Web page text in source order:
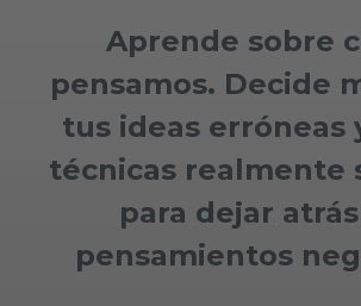
Aprende sobre
pensamos. Decide
tus ideas erróneas
técnicas realmente
para dejar
pensamientos